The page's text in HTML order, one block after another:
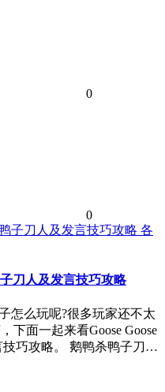
0
0
各
刀人及发言技巧攻略
怎么玩呢?很多玩家还不太
下面一起来看Goose Goose
技巧攻略。 鹅鸭杀鸭子刀…